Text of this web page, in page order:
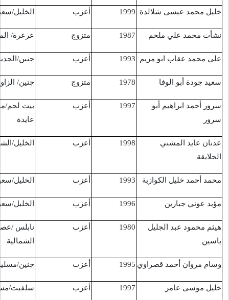
أعزب الخليل/سعير حاجز بيت عينون 7/1/2016
متزوج عرعرة/ المثلث وادي عارة 8/1/2016
أعزب جنين/الجديدة حاجز الحمرا 9/1/2016
متزوج جنين/ الزاوية حاجز الحمرا 9/1/2016
أعزب
بيت لحم/مخيم
12/1/2016
أعزب الخليل/الشيوخ حاجز بيت عينون 12/1/2016
أعزب الخليل/سعير حاجز بيت عينون 12/1/2016
أعزب الخليل/سعير حاجز بيت عينون 14/1/2016
أعزب
نابلس /عصيرة
14/1/2016
أعزب جنين/مسلية حاجز حوارة 17/1/2016
أعزب سلفيت/مسحة قرب سلفيت 18/1/2016